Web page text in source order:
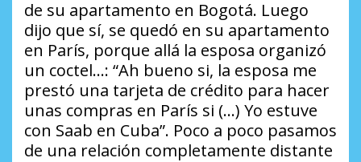
de su apartamento en Bogotá. Luego
dijo que sí, se quedó en su apartamento
en París, porque allá la esposa organizó
un coctel…: “Ah bueno si, la esposa me
prestó una tarjeta de crédito para hacer
unas compras en París si (…) Yo estuve
con Saab en Cuba”. Poco a poco pasamos
de una relación completamente distante